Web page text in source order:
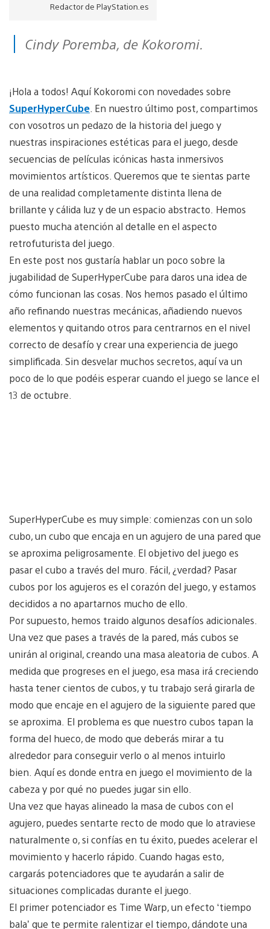
Redactor de PlayStation.es
Cindy Poremba, de Kokoromi.
¡Hola a todos! Aquí Kokoromi con novedades sobre
SuperHyperCube . En nuestro último post, compartimos
con vosotros un pedazo de la historia del juego y
nuestras inspiraciones estéticas para el juego, desde
secuencias de películas icónicas hasta inmersivos
movimientos artísticos. Queremos que te sientas parte
de una realidad completamente distinta llena de
brillante y cálida luz y de un espacio abstracto. Hemos
puesto mucha atención al detalle en el aspecto
retrofuturista del juego.
En este post nos gustaría hablar un poco sobre la
jugabilidad de SuperHyperCube para daros una idea de
cómo funcionan las cosas. Nos hemos pasado el último
año refinando nuestras mecánicas, añadiendo nuevos
elementos y quitando otros para centrarnos en el nivel
correcto de desafío y crear una experiencia de juego
simplificada. Sin desvelar muchos secretos, aquí va un
poco de lo que podéis esperar cuando el juego se lance el
13 de octubre.
SuperHyperCube es muy simple: comienzas con un solo
cubo, un cubo que encaja en un agujero de una pared que
se aproxima peligrosamente. El objetivo del juego es
pasar el cubo a través del muro. Fácil, ¿verdad? Pasar
cubos por los agujeros es el corazón del juego, y estamos
decididos a no apartarnos mucho de ello.
Por supuesto, hemos traido algunos desafíos adicionales.
Una vez que pases a través de la pared, más cubos se
unirán al original, creando una masa aleatoria de cubos. A
medida que progreses en el juego, esa masa irá creciendo
hasta tener cientos de cubos, y tu trabajo será girarla de
modo que encaje en el agujero de la siguiente pared que
se aproxima. El problema es que nuestro cubos tapan la
forma del hueco, de modo que deberás mirar a tu
alrededor para conseguir verlo o al menos intuirlo
bien. Aquí es donde entra en juego el movimiento de la
cabeza y por qué no puedes jugar sin ello.
Una vez que hayas alineado la masa de cubos con el
agujero, puedes sentarte recto de modo que lo atraviese
naturalmente o, si confías en tu éxito, puedes acelerar el
movimiento y hacerlo rápido. Cuando hagas esto,
cargarás potenciadores que te ayudarán a salir de
situaciones complicadas durante el juego.
El primer potenciador es Time Warp, un efecto ‘tiempo
bala’ que te permite ralentizar el tiempo, dándote una